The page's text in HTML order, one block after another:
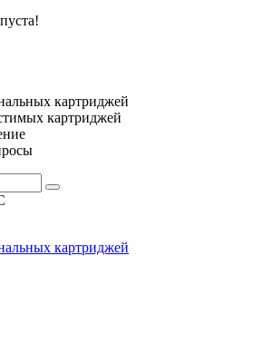
картриджей
картриджей
картриджей